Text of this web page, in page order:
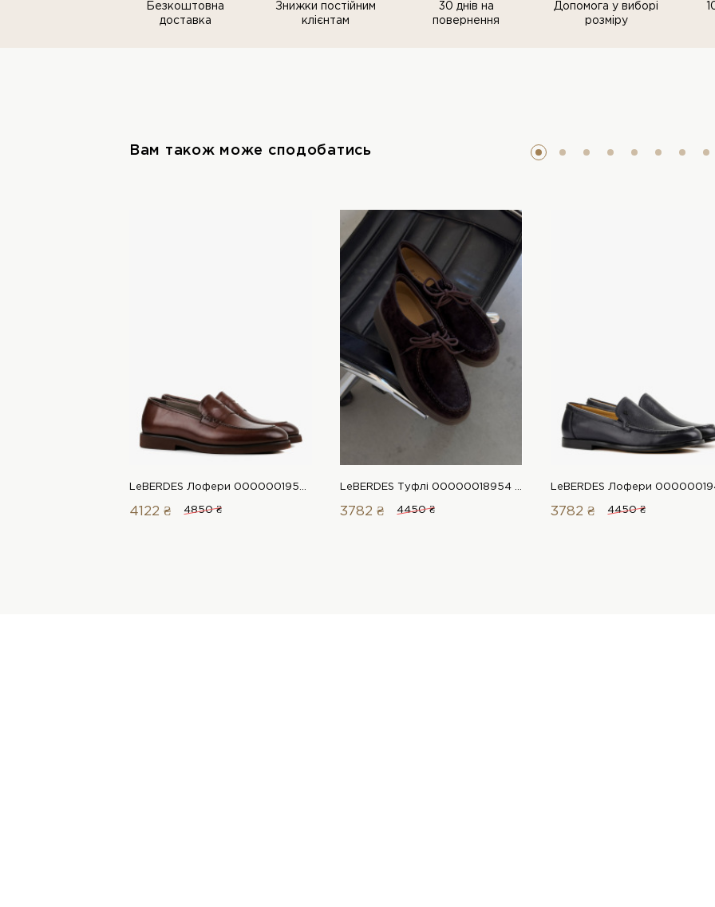
Безкоштовна
доставка
Знижки постiйним
клiєнтам
30 днів на
повернення
Допомога у виборі
розміру
Вам також може сподобатись
4122 ₴ 4850 ₴ 3782 ₴ 4450 ₴ 3782 ₴ 4450 ₴